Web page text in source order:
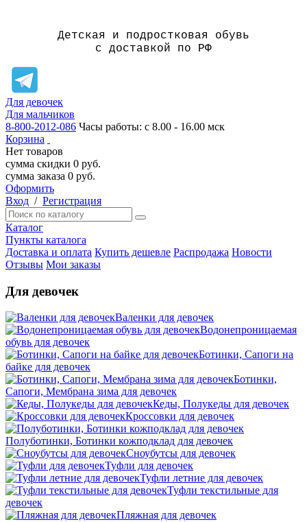
Детская и подростковая обувь
с доставкой по РФ
Для девочек
Для мальчиков
8-800-2012-086 Часы работы: с 8.00 - 16.00 мск
Корзина
Нет товаров
сумма скидки 0 руб.
сумма заказа 0 руб.
Оформить
Вход / Регистрация
Каталог
Пункты каталога
Доставка и оплата Купить дешевле Распродажа Новости
Отзывы Мои заказы
Для девочек
Валенки для девочек
Водонепроницаемая
обувь для девочек
Ботинки, Сапоги на
байке для девочек
Ботинки,
Сапоги, Мембрана зима для девочек
Кеды, Полукеды для девочек
Кроссовки для девочек
Полуботинки, Ботинки кожподклад для девочек
Сноубутсы для девочек
Туфли для девочек
Туфли летние для девочек
Туфли текстильные для
девочек
Пляжная для девочек